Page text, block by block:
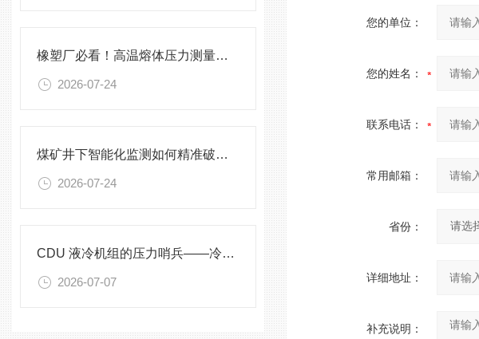
橡塑厂必看！高温熔体压力测量的4大致命痛点，90%工厂都在踩坑
2026-07-24
煤矿井下智能化监测如何精准破解？
2026-07-24
CDU 液冷机组的压力哨兵——冷却液专用压力变送器
2026-07-07
您的单位：
您的姓名：
联系电话：
常用邮箱：
省份：
详细地址：
补充说明：